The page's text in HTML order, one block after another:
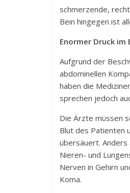
schmerzende,
Bein hingegen ist
Enormer Druck im
Aufgrund der
abdominellen
haben die
sprechen jedoch
Die Ärzte müssen
Blut des Patienten
übersäuert.
Nieren- und
Nerven in Gehirn
Koma.